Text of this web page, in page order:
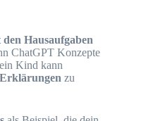
Hausaufgaben
ChatGPT Konzepte
Kind kann
Erklärungen zu